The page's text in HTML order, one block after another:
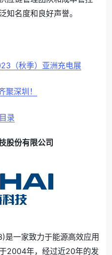
知名度和良好声誉。
（秋季）亚洲充电展
深圳！
录
股份有限公司
一家致力于能源高效应用
2004年，经过近20年的发